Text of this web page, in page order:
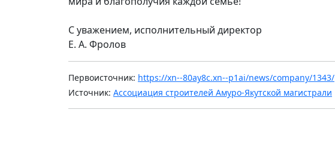
С уважением, исполнительный директор
Е. А. Фролов
Первоисточник: https://xn--80ay8c.xn--p1ai/news/company/1343/
Источник: Ассоциация строителей Амуро-Якутской магистрали